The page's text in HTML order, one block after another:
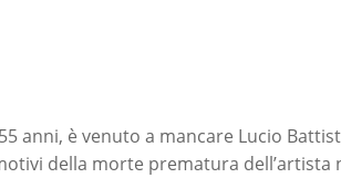
anni, è venuto a mancare Lucio
della morte prematura dell’artista